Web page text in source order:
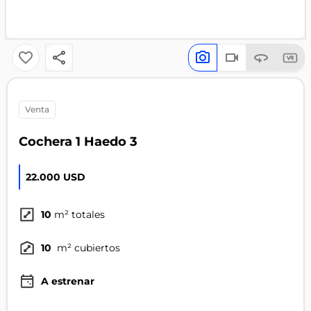
venta
Cochera 1 Haedo 3
22.000 USD
10 m² totales
10 m² cubiertos
A estrenar